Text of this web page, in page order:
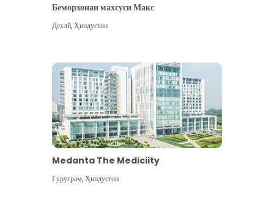
Беморхонаи махсуси Макс
Дехлй,Ҳиндустон
Medanta The Mediciity
Гуруграм,Ҳиндустон